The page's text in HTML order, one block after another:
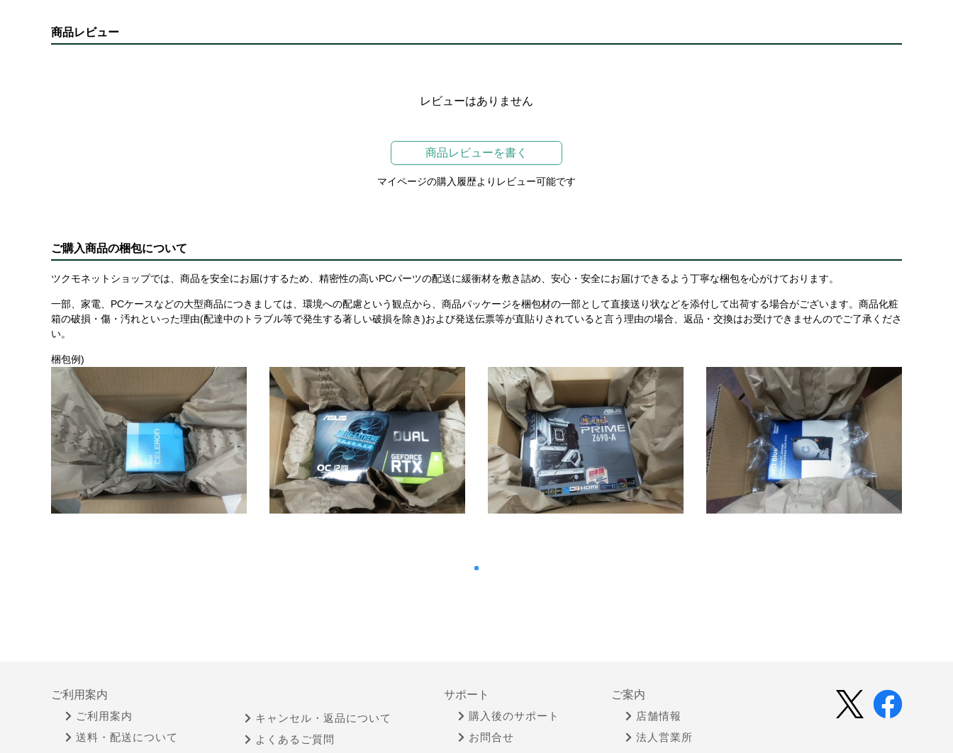
商品レビュー
レビューはありません
商品レビューを書く
マイページの購入履歴よりレビュー可能です
ご購入商品の梱包について
ツクモネットショップでは、商品を安全にお届けするため、精密性の高いPCパーツの配送に緩衝材を敷き詰め、安心・安全にお届けできるよう丁寧な梱包を心がけております。
一部、家電、PCケースなどの大型商品につきましては、環境への配慮という観点から、商品パッケージを梱包材の一部として直接送り状などを添付して出荷する場合がございます。商品化粧
箱の破損・傷・汚れといった理由(配達中のトラブル等で発生する著しい破損を除き)および発送伝票等が直貼りされていると言う理由の場合、返品・交換はお受けできませんのでご了承くださ
い。
梱包例)
ご利用案内
ご利用案内
送料・配送について
キャンセル・返品について
よくあるご質問
サポート
購入後のサポート
お問合せ
ご案内
店舗情報
法人営業所